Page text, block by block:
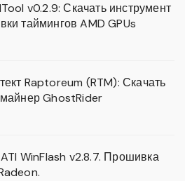
v0.2.9: Скачать инструмент
таймингов AMD GPUs
Raptoreum (RTM): Скачать
GhostRider
WinFlash v2.8.7. Прошивка